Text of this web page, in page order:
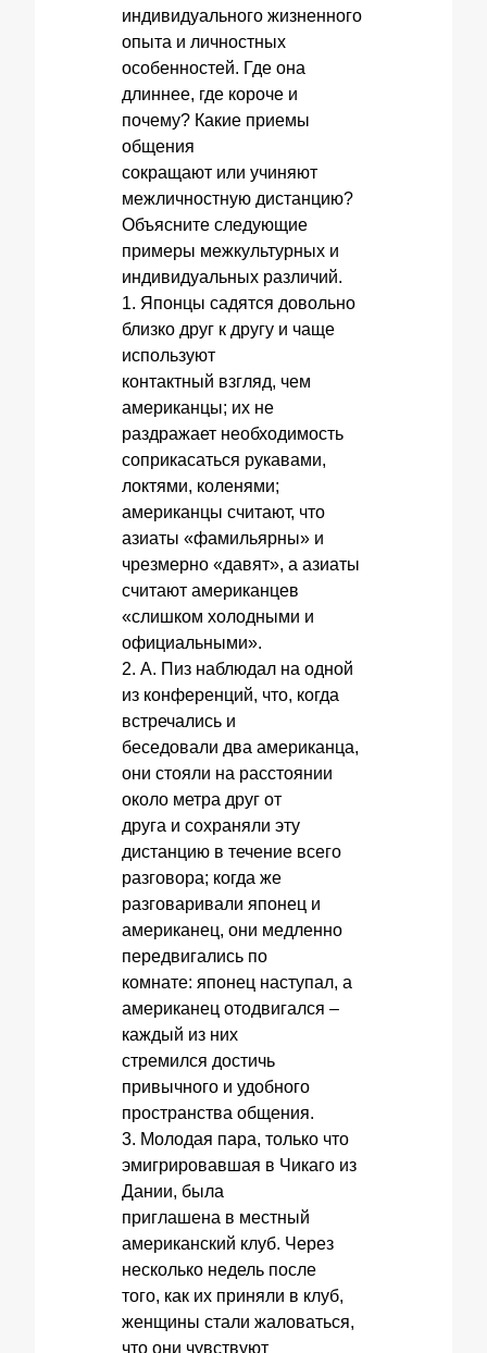
индивидуального жизненного
опыта и личностных
особенностей. Где она
длиннее, где короче и
почему? Какие приемы
общения
сокращают или учиняют
межличностную дистанцию?
Объясните следующие
примеры межкультурных и
индивидуальных различий.
1. Японцы садятся довольно
близко друг к другу и чаще
используют
контактный взгляд, чем
американцы; их не
раздражает необходимость
соприкасаться рукавами,
локтями, коленями;
американцы считают, что
азиаты «фамильярны» и
чрезмерно «давят», а азиаты
считают американцев
«слишком холодными и
официальными».
2. А. Пиз наблюдал на одной
из конференций, что, когда
встречались и
беседовали два американца,
они стояли на расстоянии
около метра друг от
друга и сохраняли эту
дистанцию в течение всего
разговора; когда же
разговаривали японец и
американец, они медленно
передвигались по
комнате: японец наступал, а
американец отодвигался –
каждый из них
стремился достичь
привычного и удобного
пространства общения.
3. Молодая пара, только что
эмигрировавшая в Чикаго из
Дании, была
приглашена в местный
американский клуб. Через
несколько недель после
того, как их приняли в клуб,
женщины стали жаловаться,
что они чувствуют